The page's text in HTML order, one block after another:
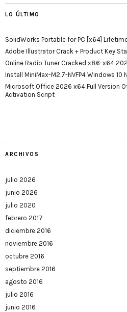
LO ÚLTIMO
SolidWorks Portable for PC [x64]
Adobe Illustrator Crack + Product Key
Online Radio Tuner Cracked x86-x64
Install MiniMax-M2.7-NVFP4 Windows 10
Microsoft Office 2026 x64 Full Version
Activation Script
ARCHIVOS
julio 2026
junio 2026
julio 2020
febrero 2017
diciembre 2016
noviembre 2016
octubre 2016
septiembre 2016
agosto 2016
julio 2016
junio 2016